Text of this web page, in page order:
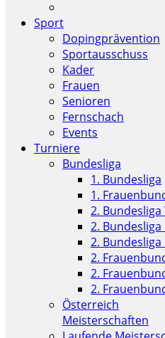
Sport
Dopingprävention
Sportausschuss
Kader
Frauen
Senioren
Fernschach
Events
Turniere
Bundesliga
1. Bundesliga
1.
2. Bundesliga
2.
2. Bundesliga
2.
2.
2.
Österreich
Meisterschaften